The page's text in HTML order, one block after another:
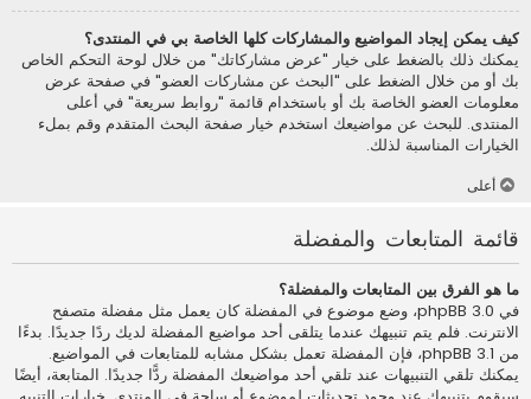
كيف يمكن إيجاد المواضيع والمشاركات كلها الخاصة بي في المنتدى؟
يمكنك ذلك بالضغط على خيار "عرض مشاركاتك" من خلال لوحة التحكم الخاص
بك أو من خلال الضغط على "البحث عن مشاركات العضو" في صفحة عرض
معلومات العضو الخاصة بك أو باستخدام قائمة "روابط سريعة" في أعلى
المنتدى. للبحث عن مواضيعك استخدم خيار صفحة البحث المتقدم وقم بملء
الخيارات المناسبة لذلك.
أعلى
قائمة المتابعات والمفضلة
ما هو الفرق بين المتابعات والمفضلة؟
في phpBB 3.0، وضع موضوع في المفضلة كان يعمل مثل مفضلة متصفح
الانترنت. فلم يتم تنبيهك عندما يتلقى أحد مواضيع المفضلة لديك ردًا جديدًا. بدءًا
من phpBB 3.1، فإن المفضلة تعمل بشكل مشابه للمتابعات في المواضيع.
يمكنك تلقي التنبيهات عند تلقي أحد مواضيعك المفضلة ردًّا جديدًا. المتابعة، أيضًا